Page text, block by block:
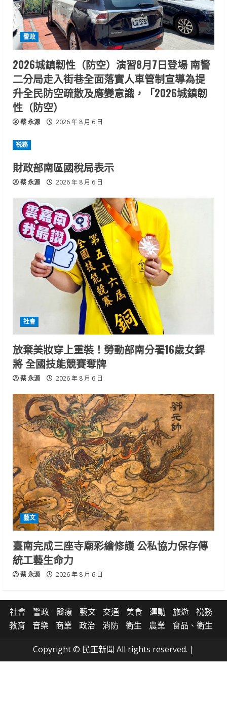
警政
2026城鎮韌性（防空）演習8月7日登場 南警
二分局走入街巷全面落實人車管制宣導為提
升全民防空疏散及應變意識，「2026城鎮韌
性（防空）
蔡 永源 2026 年 8 月 6 日
祱務
財政部南區國稅局表示
蔡 永源 2026 年 8 月 6 日
社會
放棄美妝穿上重裝！勞動部南分署16歲女銲
將 全國技能競賽奪牌
蔡 永源 2026 年 8 月 6 日
藝文
臺南完成三座寺廟彩繪修護 公私協力保存傳
統工藝生命力
蔡 永源 2026 年 8 月 6 日
社會 警政 醫療 藝文 交通 美食 運動 旅遊
祱務
教育
音樂 商業 政治 消防 衛生 農業 食品、衛生
Copyright © 民正新聞 All rights reserved. |